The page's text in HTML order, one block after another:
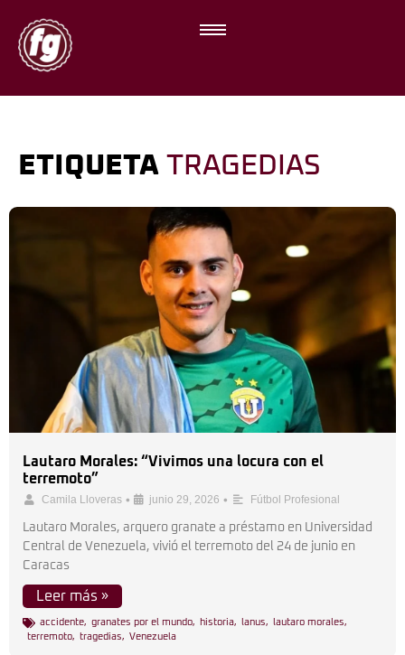
ETIQUETA TRAGEDIAS
Lautaro Morales: “Vivimos una locura con el
terremoto”
Camila Lloveras • junio 29, 2026 • Fútbol Profesional
Lautaro Morales, arquero granate a préstamo en Universidad
Central de Venezuela, vivió el terremoto del 24 de junio en
Caracas
Leer más »
accidente, granates por el mundo, historia, lanus, lautaro morales,
terremoto, tragedias, Venezuela